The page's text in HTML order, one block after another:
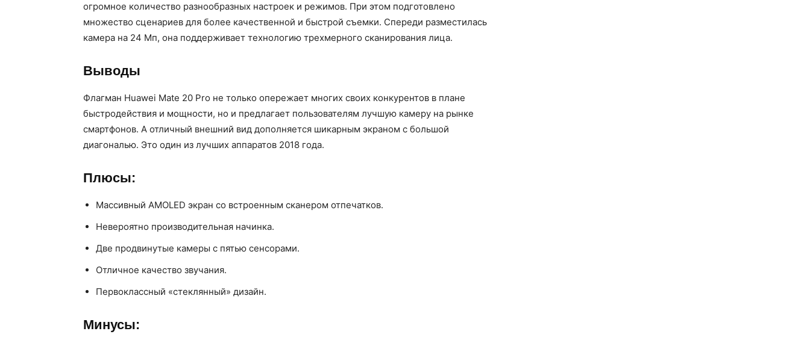
огромное количество разнообразных настроек и режимов. При этом подготовлено
множество сценариев для более качественной и быстрой съемки. Спереди разместилась
камера на 24 Мп, она поддерживает технологию трехмерного сканирования лица.
Выводы
Флагман Huawei Mate 20 Pro не только опережает многих своих конкурентов в плане
быстродействия и мощности, но и предлагает пользователям лучшую камеру на рынке
смартфонов. А отличный внешний вид дополняется шикарным экраном с большой
диагональю. Это один из лучших аппаратов 2018 года.
Плюсы:
Массивный AMOLED экран со встроенным сканером отпечатков.
Невероятно производительная начинка.
Две продвинутые камеры с пятью сенсорами.
Отличное качество звучания.
Первоклассный «стеклянный» дизайн.
Минусы: